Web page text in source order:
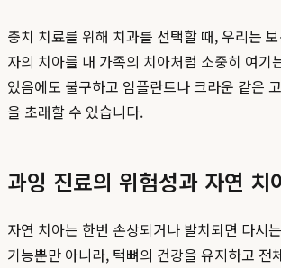
충치 치료를 위해 치과를 선택할 때, 우리는
자의 치아를 내 가족의 치아처럼 소중히 여기
있음에도 불구하고 임플란트나 크라운 같은
을 초래할 수 있습니다.
과잉 진료의 위험성과 자연 치
자연 치아는 한번 손상되거나 발치되면 다시
기능뿐만 아니라, 턱뼈의 건강을 유지하고